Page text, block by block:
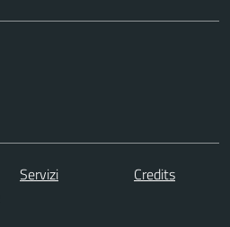
Servizi
Credits